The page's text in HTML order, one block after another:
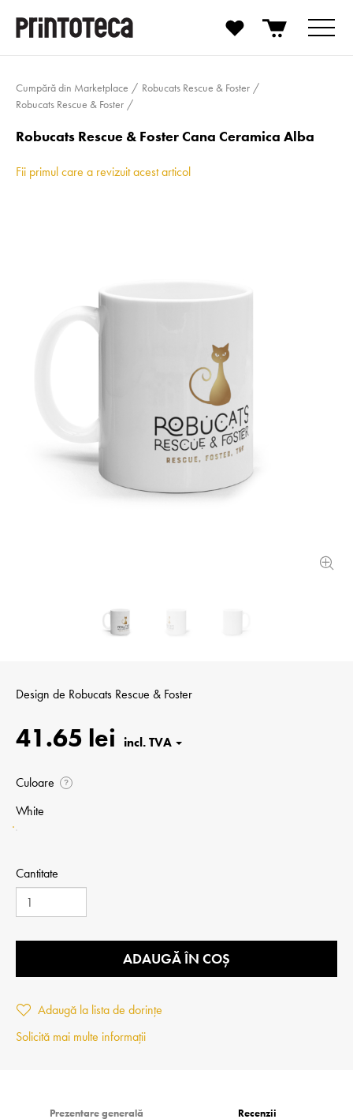
Cumpără din Marketplace
Robucats Rescue & Foster
Robucats Rescue & Foster
Robucats Rescue & Foster Cana Ceramica Alba
Fii primul care a revizuit acest articol
Design de Robucats Rescue & Foster
41.65 lei
Culoare ?
White
Cantitate
ADAUGĂ ÎN COȘ
Adaugă la lista de dorințe
Solicită mai multe informații
Prezentare generală Recenzii